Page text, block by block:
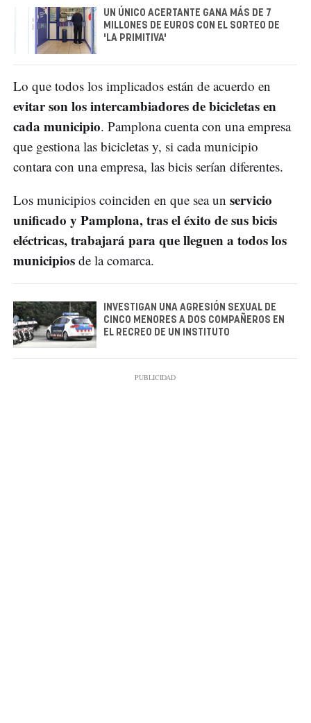
UN ÚNICO ACERTANTE GANA MÁS DE 7
MILLONES DE EUROS CON EL SORTEO DE
'LA PRIMITIVA'
Lo que todos los implicados están de acuerdo en
evitar son los intercambiadores de bicicletas en
cada municipio. Pamplona cuenta con una empresa
que gestiona las bicicletas y, si cada municipio
contara con una empresa, las bicis serían diferentes.
Los municipios coinciden en que sea un servicio
unificado y Pamplona, tras el éxito de sus bicis
eléctricas, trabajará para que lleguen a todos los
municipios de la comarca.
INVESTIGAN UNA AGRESIÓN SEXUAL DE
CINCO MENORES A DOS COMPAÑEROS EN
EL RECREO DE UN INSTITUTO